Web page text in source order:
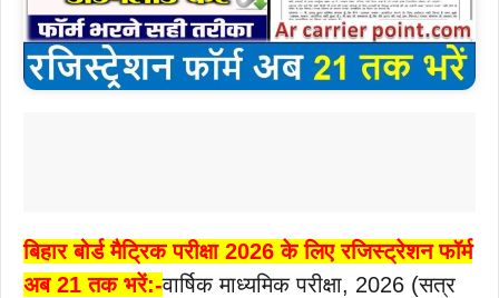
बिहार बोर्ड मैट्रिक परीक्षा 2026 के लिए रजिस्ट्रेशन फॉर्म
अब 21 तक भरें:-वार्षिक माध्यमिक परीक्षा, 2026 (सत्र